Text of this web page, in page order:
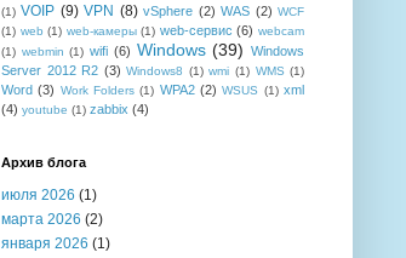
(1) VOIP (9) VPN (8) vSphere (2) WAS (2) WCF
(1) web (1) web-камеры (1) web-сервис (6) webcam
(1) webmin (1) wifi (6) Windows (39) Windows
Server 2012 R2 (3) Windows8 (1) wmi (1) WMS (1)
Word (3) Work Folders (1) WPA2 (2) WSUS (1) xml
(4) youtube (1) zabbix (4)
Архив блога
июля 2026 (1)
марта 2026 (2)
января 2026 (1)